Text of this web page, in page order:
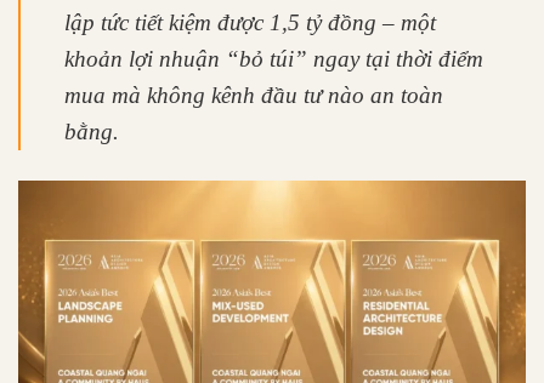
lập tức tiết kiệm được 1,5 tỷ đồng – một
khoản lợi nhuận “bỏ túi” ngay tại thời điểm
mua mà không kênh đầu tư nào an toàn
bằng.